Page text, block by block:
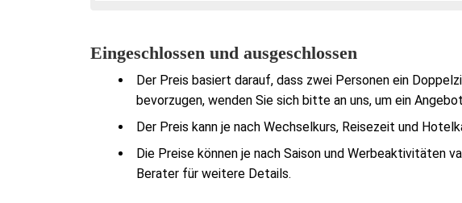
Eingeschlossen und ausgeschlossen
Der Preis basiert darauf, dass zwei Personen ein
bevorzugen, wenden Sie sich bitte an uns, um ein
Der Preis kann je nach Wechselkurs, Reisezeit und
Die Preise können je nach Saison und Werbeaktivitäten
Berater für weitere Details.